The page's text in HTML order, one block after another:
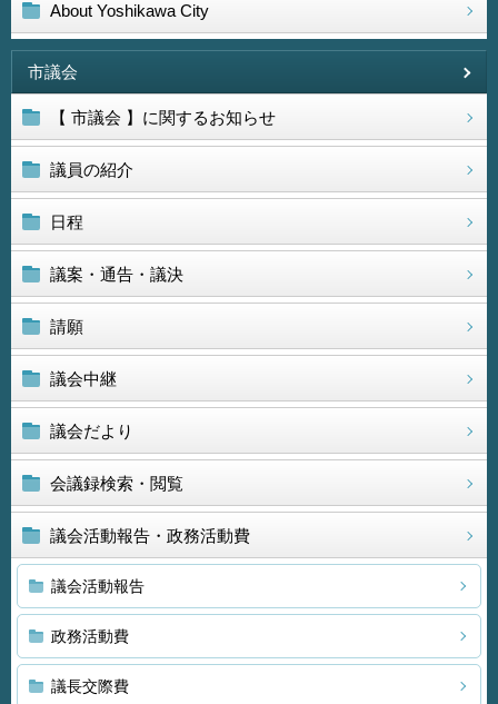
About Yoshikawa City
市議会
【 市議会 】に関するお知らせ
議員の紹介
日程
議案・通告・議決
請願
議会中継
議会だより
会議録検索・閲覧
議会活動報告・政務活動費
議会活動報告
政務活動費
議長交際費